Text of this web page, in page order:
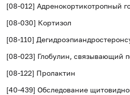
[08-012] Адренокортикотропный
[08-030] Кортизол
[08-110]
[08-023] Глобулин, связывающий
[08-122] Пролактин
[40-439] Обследование